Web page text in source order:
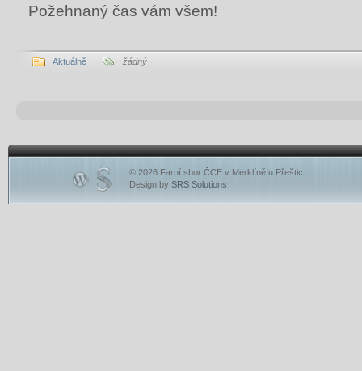
Požehnaný čas vám všem!
Aktuálně žádný
© 2026 Farní sbor ČCE v Merklíně u Přeštic
Design by SRS Solutions